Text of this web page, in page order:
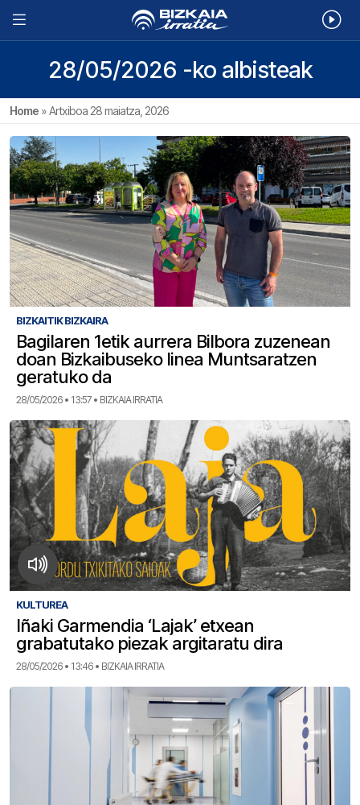
28/05/2026 -ko albisteak
Home »Artxiboa 28 maiatza, 2026
BIZKAITIK BIZKAIRA
Bagilaren 1etik aurrera Bilbora zuzenean
doan Bizkaibuseko linea Muntsaratzen
geratuko da
28/05/2026 • 13:57 • BIZKAIA IRRATIA
KULTUREA
Iñaki Garmendia ‘Lajak’ etxean
grabatutako piezak argitaratu dira
28/05/2026 • 13:46 • BIZKAIA IRRATIA